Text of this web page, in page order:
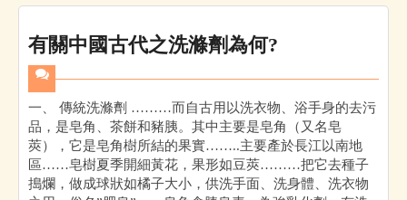
有關中國古代之洗滌劑為何?
一、 傳統洗滌劑 ………而自古用以洗衣物、浴手身的去污
品，是皂角、茶餅和豬胰。其中主要是皂角（又名皂
莢），它是皂角樹所結的果實……..主要產於長江以南地
區……皂樹夏季開細黃花，果形如豆莢………把它去種子
搗爛，做成球狀如橘子大小，供洗手面、洗身體、洗衣物